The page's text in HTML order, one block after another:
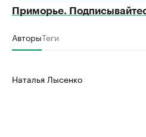
Приморье.
АвторыТеги
Наталья Лысенко